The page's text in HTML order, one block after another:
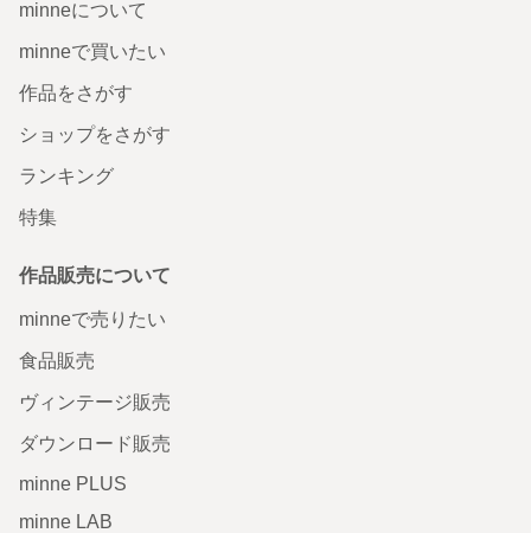
minneについて
minneで買いたい
作品をさがす
ショップをさがす
ランキング
特集
作品販売について
minneで売りたい
食品販売
ヴィンテージ販売
ダウンロード販売
minne PLUS
minne LAB